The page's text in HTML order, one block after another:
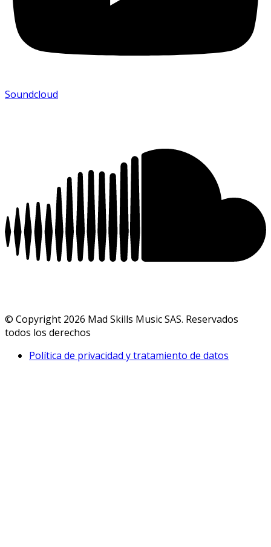
Soundcloud
© Copyright 2026 Mad Skills Music SAS. Reservados
todos los derechos
Política de privacidad y tratamiento de datos